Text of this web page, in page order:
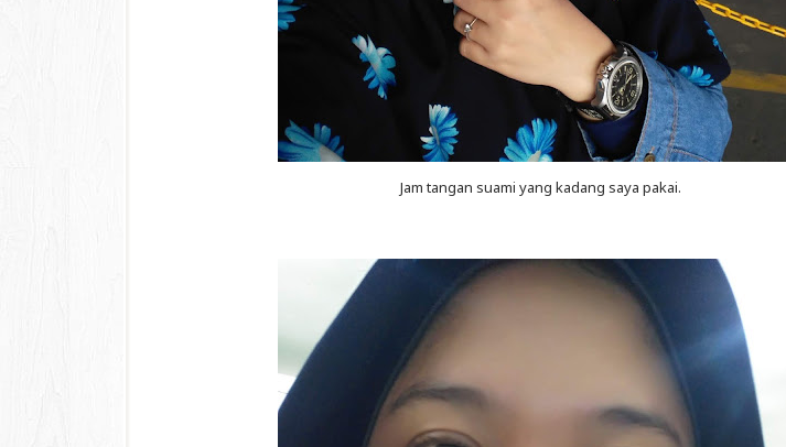
Jam tangan suami yang kadang saya pakai.